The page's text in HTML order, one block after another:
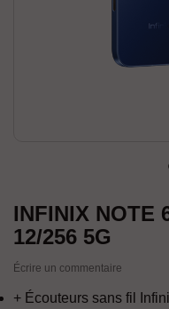
INFINIX NOTE
12/256 5G
Écrire un commentaire
+ Écouteurs sans fil